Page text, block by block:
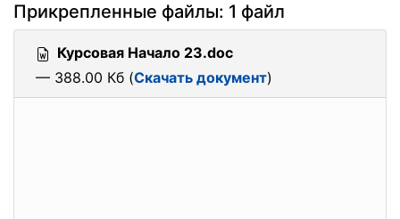
Прикрепленные файлы: 1 файл
Курсовая Начало 23.doc
— 388.00 Кб (Скачать документ)